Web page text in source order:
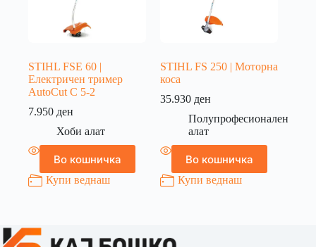
STIHL FSE 60 |
Електричен тример
AutoCut C 5-2
7.950 ден
Хоби алат
Во кошничка
Купи веднаш
STIHL FS 250 | Моторна
коса
35.930 ден
Полупрофесионален
алат
Во кошничка
Купи веднаш